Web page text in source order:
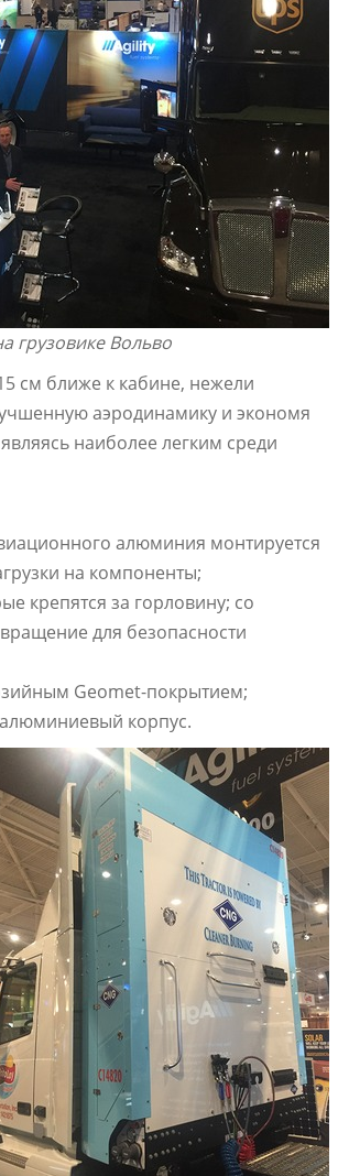
грузовике Вольво
см ближе к кабине, нежели
аэродинамику и экономя
наиболее легким среди
алюминия монтируется
на компоненты;
крепятся за горловину; со
для безопасности
Geomet-покрытием;
корпус.